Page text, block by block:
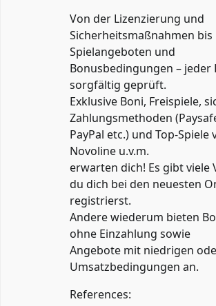
Von der Lizenzierung und
Sicherheitsmaßnahmen bis
Spielangeboten und
Bonusbedingungen – jeder
sorgfältig geprüft.
Exklusive Boni, Freispiele,
Zahlungsmethoden
PayPal etc.) und Top-Spiele
Novoline u.v.m.
erwarten dich! Es gibt viele
du dich bei den neuesten
registrierst.
Andere wiederum bieten
ohne Einzahlung sowie
Angebote mit niedrigen
Umsatzbedingungen an.
References: